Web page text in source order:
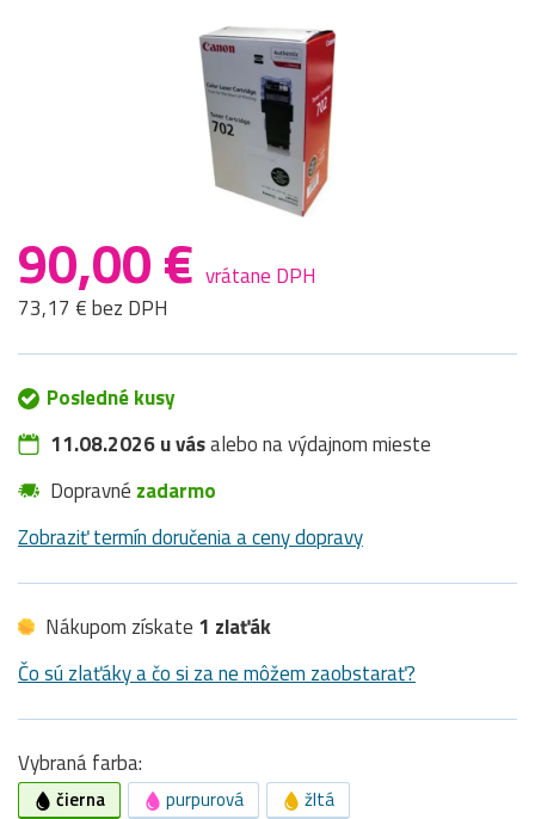
90,00 € vrátane DPH
73,17 € bez DPH
Posledné kusy
11.08.2026 u vásalebo na výdajnom mieste
Dopravné zadarmo
Zobraziť termín doručenia a ceny dopravy
Nákupom získate 1 zlaťák
Čo sú zlaťáky a čo si za ne môžem zaobstarať?
Vybraná farba:
čierna purpurová žltá